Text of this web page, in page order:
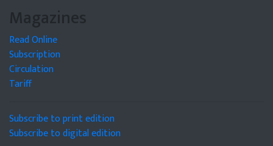
Magazines
Read Online
Subscription
Circulation
Tariff
Subscribe to print edition
Subscribe to digital edition